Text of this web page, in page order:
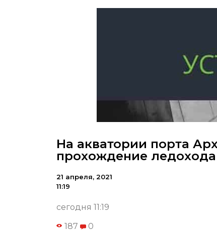
На акватории порта
прохождение ледохода
21 апреля, 2021
11:19
сегодня 11:19
187 0